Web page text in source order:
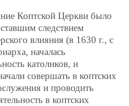
Коптской Церкви было
следствием
влияния (в 1630 г., с
началась
католиков, и
совершать в коптских
и проводить
в коптских